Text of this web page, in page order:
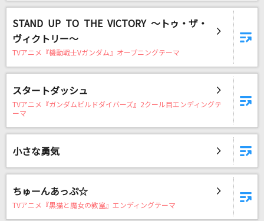
自宅でカラオケ歌い放題！
STAND UP TO THE VICTORY ～トゥ・ザ・
ヴィクトリー～
TVアニメ『機動戦士Vガンダム』オープニングテーマ
スタートダッシュ
TVアニメ『ガンダムビルドダイバーズ』2クール目エンディングテ
ーマ
小さな勇気
ちゅーんあっぷ☆
TVアニメ『黒猫と魔女の教室』エンディングテーマ